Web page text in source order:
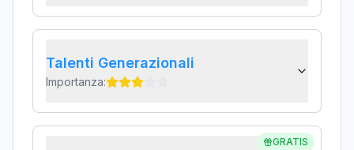
Talenti Generazionali
Importanza:
GRATIS